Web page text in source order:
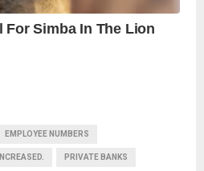
EMPLOYEE NUMBERS
INCREASED. PRIVATE BANKS